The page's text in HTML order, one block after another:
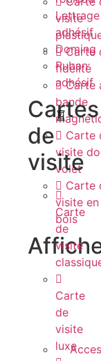
visite
Carte
fidélité
Carte
bande
Carte
visite
volet
Carte
visite en
bois
Lettrage
adhésif
Doming
Ruban
adhésif
Cartes
de
visite
Carte
de
visite
Carte
de
visite
luxe